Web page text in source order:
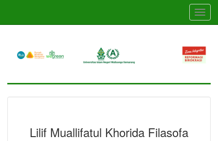
main
Lilif Muallifatul Khorida Filasofa